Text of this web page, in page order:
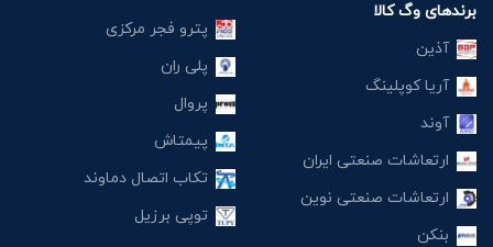
برندهای وگ کالا
آذین
آریا کوپلینگ
آوند
ارتعاشات صنعتی ایران
ارتعاشات صنعتی نوین
بنکن
پترو فجر مرکزی
پلی ران
پروال
پیمتاش
تکاب اتصال دماوند
توپی برزیل